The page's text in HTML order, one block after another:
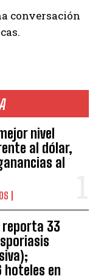
nivel
al dólar,
al
reporta 33
hoteles en
conversación